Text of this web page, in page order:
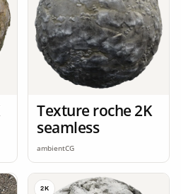
Texture roche 2K
seamless
ambientCG
2K